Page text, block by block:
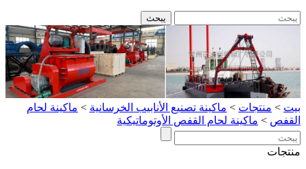
بيت > منتجات > ماكينة تصنيع الأنابيب الخرسانية > ماكينة لحام
القفص > ماكينة لحام القفص الأوتوماتيكية
منتجات